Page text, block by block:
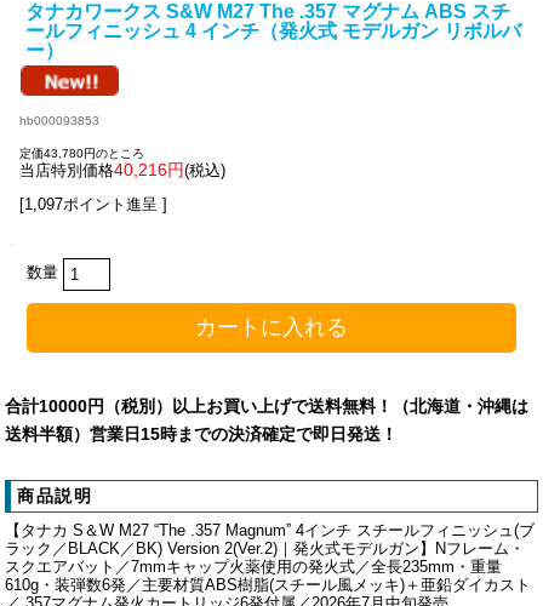
タナカワークス S&W M27 The .357 マグナム ABS スチ
ールフィニッシュ 4 インチ（発火式 モデルガン リボルバ
ー）
hb000093853
定価43,780円のところ
当店特別価格40,216円(税込)
[1,097ポイント進呈 ]
数量
合計10000円（税別）以上お買い上げで送料無料！（北海道・沖縄は
送料半額）営業日15時までの決済確定で即日発送！
商品説明
【タナカ S＆W M27 “The .357 Magnum” 4インチ スチールフィニッシュ(ブ
ラック／BLACK／BK) Version 2(Ver.2)｜発火式モデルガン】Nフレーム・
スクエアバット／7mmキャップ火薬使用の発火式／全長235mm・重量
610g・装弾数6発／主要材質ABS樹脂(スチール風メッキ)＋亜鉛ダイカスト